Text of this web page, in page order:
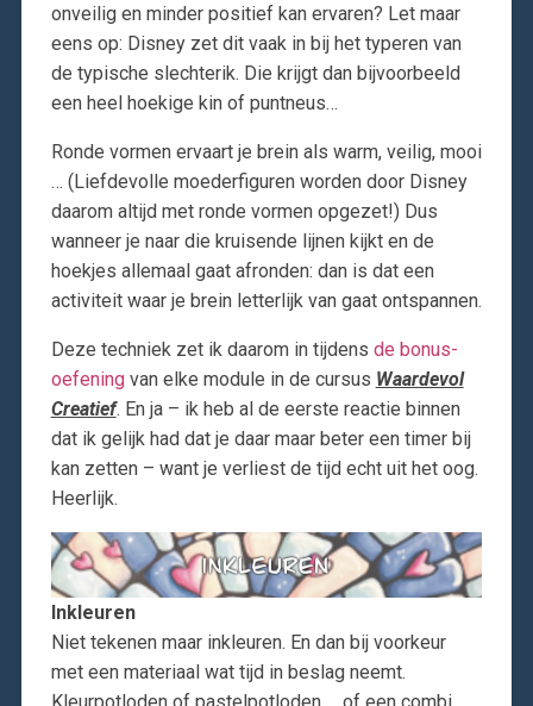
onveilig en minder positief kan ervaren? Let maar
eens op: Disney zet dit vaak in bij het typeren van
de typische slechterik. Die krijgt dan bijvoorbeeld
een heel hoekige kin of puntneus…
Ronde vormen ervaart je brein als warm, veilig, mooi
… (Liefdevolle moederfiguren worden door Disney
daarom altijd met ronde vormen opgezet!) Dus
wanneer je naar die kruisende lijnen kijkt en de
hoekjes allemaal gaat afronden: dan is dat een
activiteit waar je brein letterlijk van gaat ontspannen.
Deze techniek zet ik daarom in tijdens de bonus-
oefeningvan elke module in de cursus Waardevol
Creatief. En ja – ik heb al de eerste reactie binnen
dat ik gelijk had dat je daar maar beter een timer bij
kan zetten – want je verliest de tijd echt uit het oog.
Heerlijk.
Inkleuren
Niet tekenen maar inkleuren. En dan bij voorkeur
met een materiaal wat tijd in beslag neemt.